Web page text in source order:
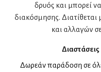
δρυός και μπορεί
διακόσμησης.
και αλλαγών
Διαστάσεις
Δωρεάν παράδοση σε